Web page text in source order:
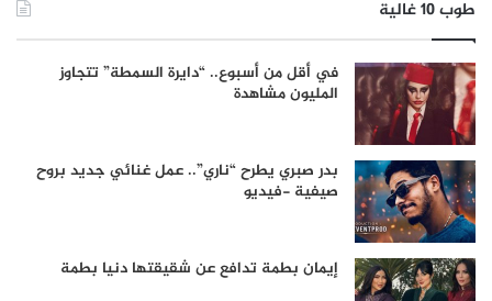
طوب 10 غالية
في أقل من أسبوع.. “دايرة السمطة” تتجاوز
المليون مشاهدة
بدر صبري يطرح “ناري”.. عمل غنائي جديد بروح
صيفية -فيديو
إيمان بطمة تدافع عن شقيقتها دنيا بطمة